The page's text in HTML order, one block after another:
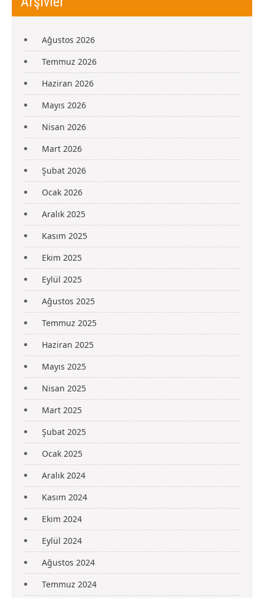
Ağustos 2026
Temmuz 2026
Haziran 2026
Mayıs 2026
Nisan 2026
Mart 2026
Şubat 2026
Ocak 2026
Aralık 2025
Kasım 2025
Ekim 2025
Eylül 2025
Ağustos 2025
Temmuz 2025
Haziran 2025
Mayıs 2025
Nisan 2025
Mart 2025
Şubat 2025
Ocak 2025
Aralık 2024
Kasım 2024
Ekim 2024
Eylül 2024
Ağustos 2024
Temmuz 2024